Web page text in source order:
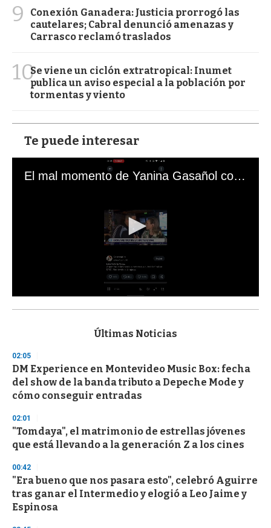
9
Conexión Ganadera: Justicia prorrogó las
cautelares; Cabral denunció amenazas y
Carrasco reclamó traslados
10Se viene un ciclón extratropical: Inumet
publica un aviso especial a la población por
tormentas y viento
Te puede interesar
El mal momento de Yanina Gasañol con un hincha argentino en "Subrayado"
s
d
s
o
f
3
s
e
o
d
s
Últimas Noticias
02:05
DM Experience en Montevideo Music Box: fecha
del show de la banda tributo a Depeche Mode y
cómo conseguir entradas
02:01
"Tomdaya", el matrimonio de estrellas jóvenes
que está llevando a la generación Z a los cines
00:42
"Era bueno que nos pasara esto", celebró Aguirre
tras ganar el Intermedio y elogió a Leo Jaime y
Espinosa